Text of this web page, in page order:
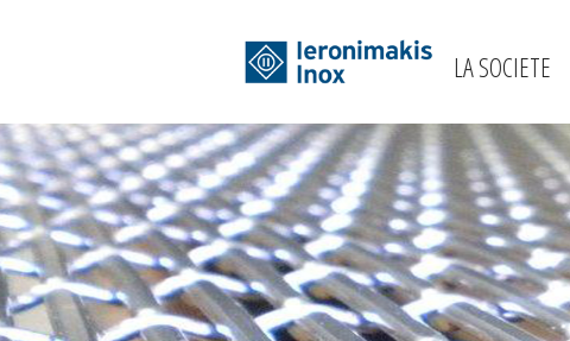
LA SOCIETE